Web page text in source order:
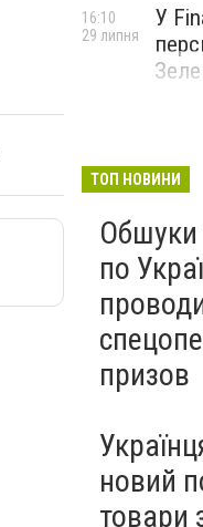
У
16:10
29 липня
ТОП НОВИНИ
по
призов
новий
товари